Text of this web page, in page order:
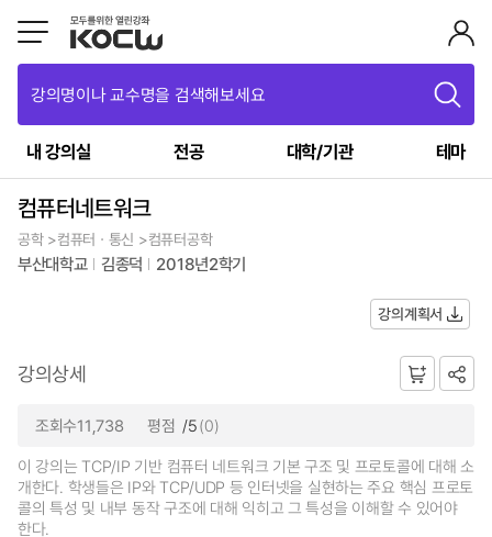
강의명이나 교수명을 검색해보세요
내 강의실 전공 대학/기관 테마
컴퓨터네트워크
공학 >컴퓨터ㆍ통신 >컴퓨터공학
부산대학교 김종덕 2018년2학기
강의계획서
강의상세
조회수11,738 평점 /5(0)
이 강의는 TCP/IP 기반 컴퓨터 네트워크 기본 구조 및 프로토콜에 대해 소
개한다. 학생들은 IP와 TCP/UDP 등 인터넷을 실현하는 주요 핵심 프로토
콜의 특성 및 내부 동작 구조에 대해 익히고 그 특성을 이해할 수 있어야
한다.